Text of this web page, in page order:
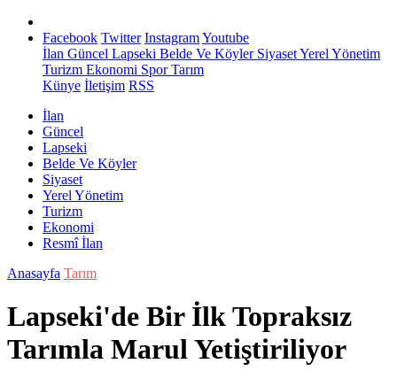
Facebook Twitter InstagramYoutube
İlan Güncel Lapseki Belde Ve KöylerSiyasetYerel Yönetim
Turizm Ekonomi SporTarım
Künye İletişim RSS
İlan
Güncel
Lapseki
Belde Ve Köyler
Siyaset
Yerel Yönetim
Turizm
Ekonomi
Resmî İlan
Anasayfa Tarım
Lapseki'de Bir İlk Topraksız
Tarımla Marul Yetiştiriliyor